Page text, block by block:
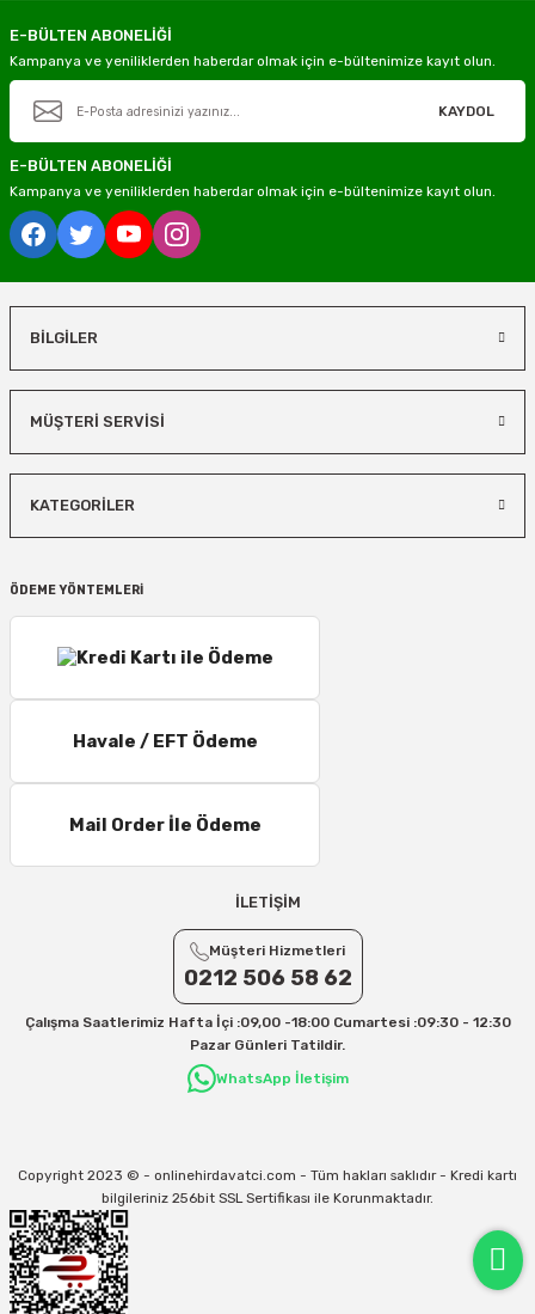
E-BÜLTEN ABONELİĞİ
Kampanya ve yeniliklerden haberdar olmak için e-bültenimize kayıt olun.
KAYDOL
E-BÜLTEN ABONELİĞİ
Kampanya ve yeniliklerden haberdar olmak için e-bültenimize kayıt olun.
BİLGİLER
MÜŞTERİ SERVİSİ
KATEGORİLER
ÖDEME YÖNTEMLERİ
Havale / EFT Ödeme
Mail Order İle Ödeme
İLETİŞİM
Müşteri Hizmetleri
0212 506 58 62
Çalışma Saatlerimiz Hafta İçi :09,00 -18:00 Cumartesi :09:30 - 12:30
Pazar Günleri Tatildir.
WhatsApp İletişim
Copyright 2023 © - onlinehirdavatci.com - Tüm hakları saklıdır - Kredi kartı
bilgileriniz 256bit SSL Sertifikası ile Korunmaktadır.